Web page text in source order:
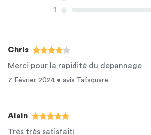
1
Chris
Merci pour la rapidité du depannage
7 Février 2024 • avis Tafsquare
Alain
Très très satisfait!